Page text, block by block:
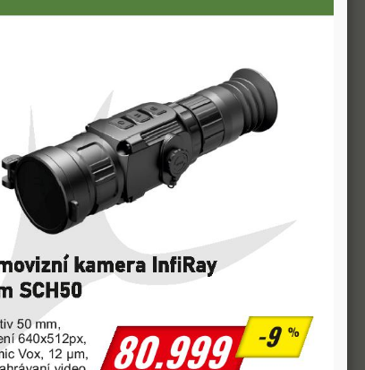
objektivu. Jádro 384x288 px / 12µm,
zobrazení pozorovaného cíle. Vysoce
monokuláry řady InfiRay EYE III